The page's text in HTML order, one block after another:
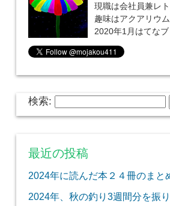
現職は会社員兼レ
趣味はアクアリウ
2020年1月はてなブ
検索:
最近の投稿
2024年に読んだ本２４冊のまと
2024年、秋の釣り3週間分を振